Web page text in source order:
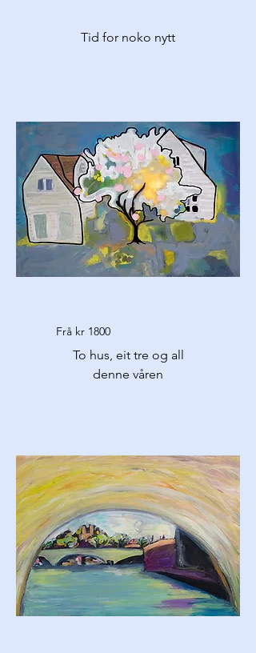
Tid for noko nytt
Frå kr 1800
To hus, eit tre og all
denne våren